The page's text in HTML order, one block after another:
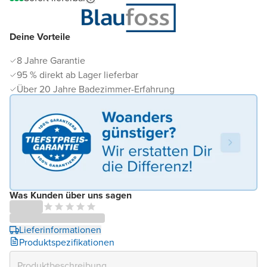
Deine Vorteile
8 Jahre Garantie
95 % direkt ab Lager lieferbar
Über 20 Jahre Badezimmer-Erfahrung
Was Kunden über uns sagen
Lieferinformationen
Produktspezifikationen